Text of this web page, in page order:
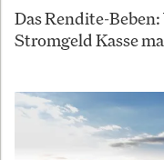
Das Rendite-
Stromgeld Kasse